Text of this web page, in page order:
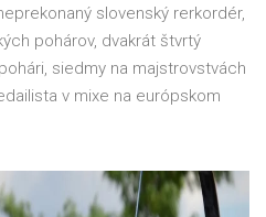
slovenský rerkordér,
pohárov, dvakrát štvrtý
siedmy na majstrovstvách
v mixe na európskom